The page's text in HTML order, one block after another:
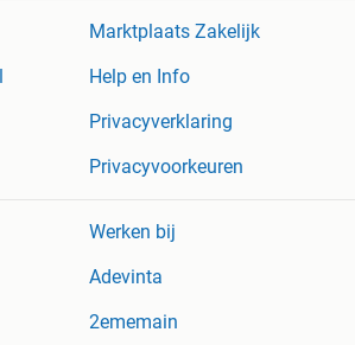
Marktplaats Zakelijk
Help en Info
Privacyverklaring
Privacyvoorkeuren
Werken bij
Adevinta
2ememain